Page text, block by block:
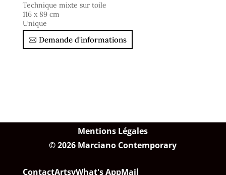
Technique mixte sur toile
116 x 89 cm
Unique
Demande d'informations
Mentions Légales
© 2026 Marciano Contemporary
ContactArtsyWhat's AppMail